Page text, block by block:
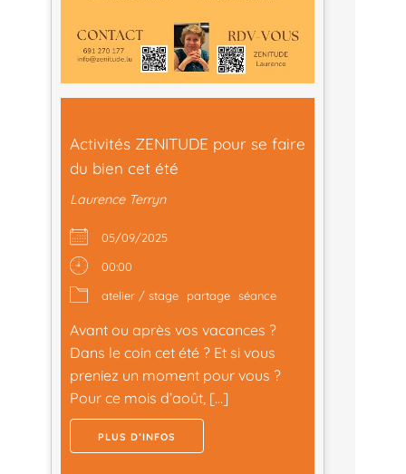
Activités ZENITUDE pour se faire
du bien cet été
Laurence Terryn
05/09/2025
00:00
atelier / stage
partage séance
Avant ou après vos vacances ?
Dans le coin cet été ? Et si vous
preniez un moment pour vous ?
Pour ce mois d’août, […]
PLUS D’INFOS